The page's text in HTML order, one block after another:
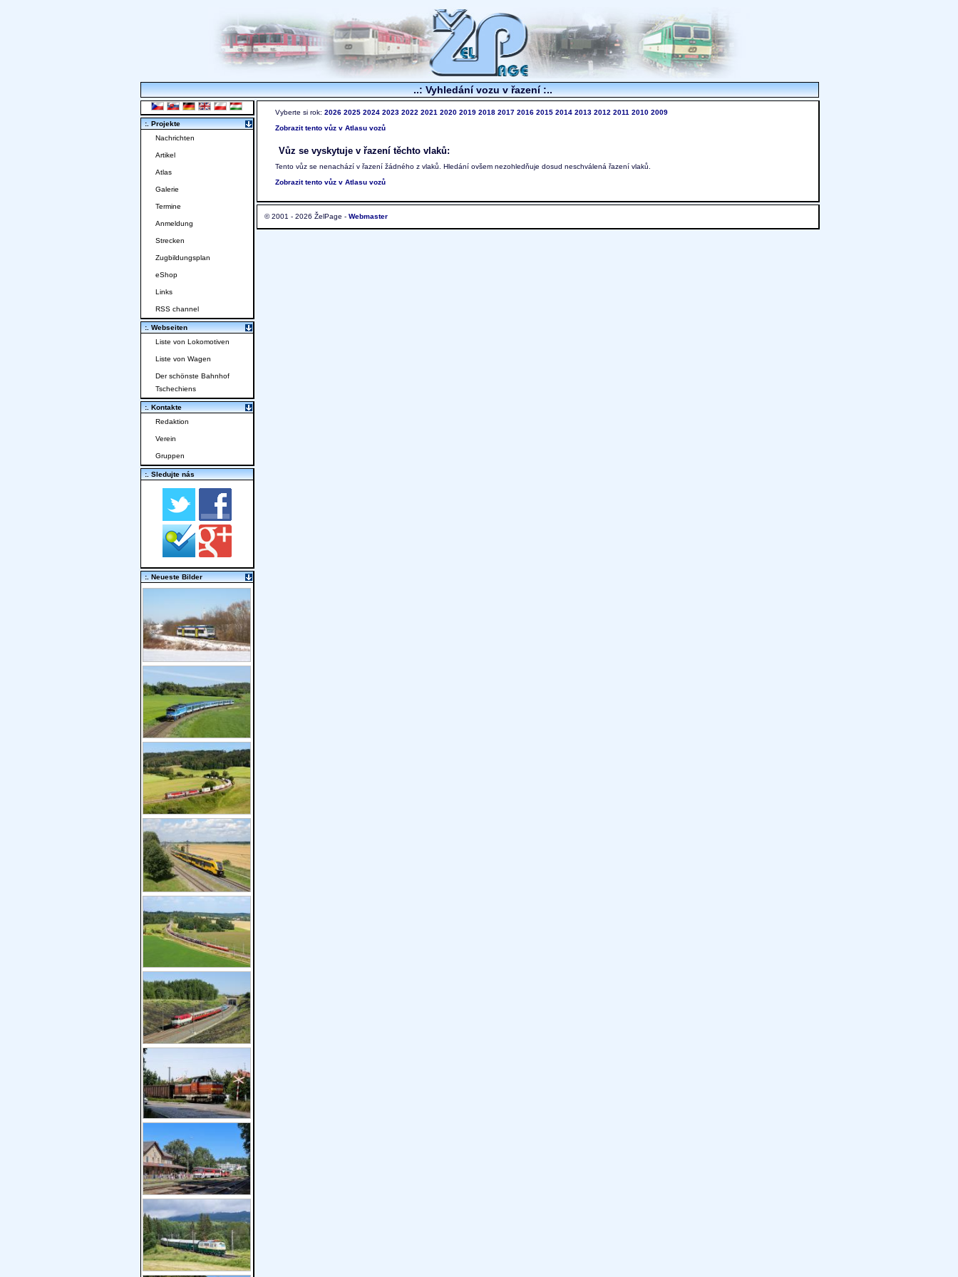
..: Vyhledání vozu v řazení :..
Vyberte si rok: 2026 2025 2024 2023 2022 2021 2020 2019 2018 2017 2016 2015 2014 2013 2012 2011 2010 2009
Zobrazit tento vůz v Atlasu vozů
Vůz se vyskytuje v řazení těchto vlaků:
Tento vůz se nenachází v řazení žádného z vlaků. Hledání ovšem nezohledňuje dosud neschválená řazení vlaků.
Zobrazit tento vůz v Atlasu vozů
© 2001 - 2026 ŽelPage - Webmaster
:. Projekte
Nachrichten
Artikel
Atlas
Galerie
Termine
Anmeldung
Strecken
Zugbildungsplan
eShop
Links
RSS channel
:. Webseiten
Liste von Lokomotiven
Liste von Wagen
Der schönste Bahnhof
Tschechiens
:. Kontakte
Redaktion
Verein
Gruppen
:. Sledujte nás
:. Neueste Bilder